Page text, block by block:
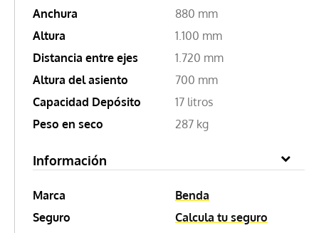
Anchura
880 mm
Altura
1.100 mm
Distancia entre ejes
1.720 mm
Altura del asiento
700 mm
Capacidad Depósito
17 litros
Peso en seco
287 kg
Información
Marca
Benda
Seguro
Calcula tu seguro